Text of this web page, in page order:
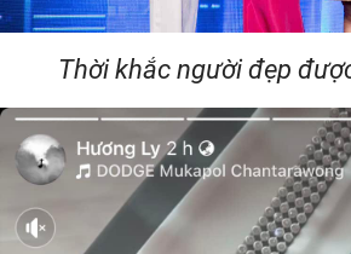
Thời khắc người đẹp